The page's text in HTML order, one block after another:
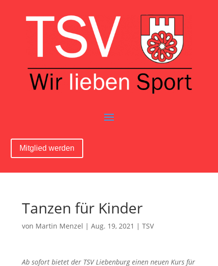
Mitglied werden
Tanzen für Kinder
von Martin Menzel | Aug. 19, 2021 | TSV
Ab sofort bietet der TSV Liebenburg einen neuen Kurs für